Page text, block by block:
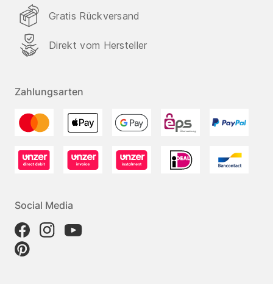
Gratis Rückversand
Direkt vom Hersteller
Zahlungsarten
Social Media